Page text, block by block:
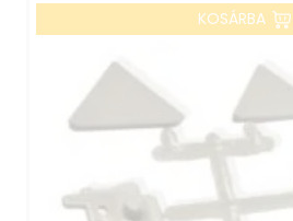
KOSÁRBA